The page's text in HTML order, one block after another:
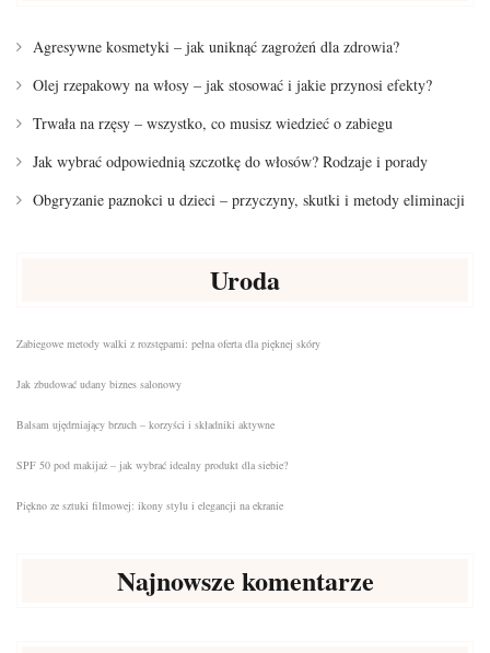
Agresywne kosmetyki – jak uniknąć zagrożeń dla zdrowia?
Olej rzepakowy na włosy – jak stosować i jakie przynosi efekty?
Trwała na rzęsy – wszystko, co musisz wiedzieć o zabiegu
Jak wybrać odpowiednią szczotkę do włosów? Rodzaje i porady
Obgryzanie paznokci u dzieci – przyczyny, skutki i metody eliminacji
Uroda
Zabiegowe metody walki z rozstępami: pełna oferta dla pięknej skóry
Jak zbudować udany biznes salonowy
Balsam ujędrniający brzuch – korzyści i składniki aktywne
SPF 50 pod makijaż – jak wybrać idealny produkt dla siebie?
Piękno ze sztuki filmowej: ikony stylu i elegancji na ekranie
Najnowsze komentarze